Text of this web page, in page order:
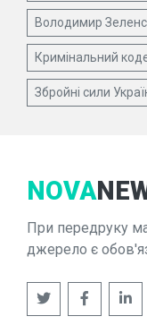
Володимир
Кримінальний
Збройні сили
NOVA
При передруку
джерело є